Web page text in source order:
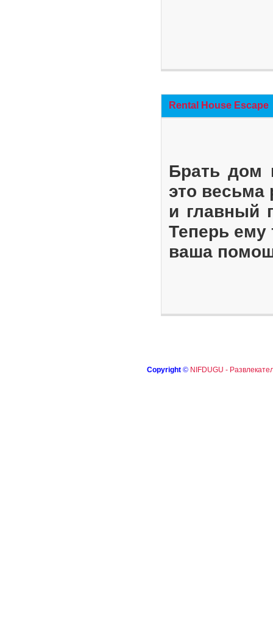
Rental House Escape
Брать дом
это весьма
и главный
Теперь ему
ваша
Copyright © NIFDUGU -